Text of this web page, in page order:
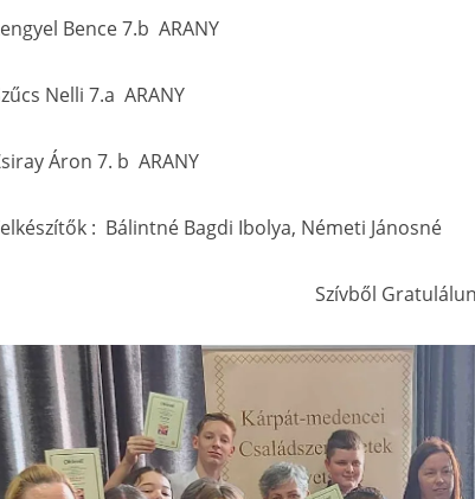
Bence 7.b ARANY
Nelli 7.a ARANY
Áron 7. b ARANY
: Bálintné Bagdi Ibolya, Németi Jánosné
Szívből